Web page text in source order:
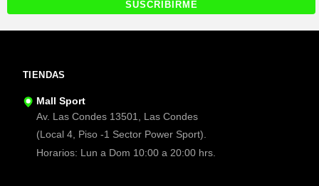
TIENDAS
Mall Sport
Av. Las Condes 13501, Las Condes
(Local 4, Piso -1 Sector Power Sport).
Horarios: Lun a Dom 10:00 a 20:00 hrs.